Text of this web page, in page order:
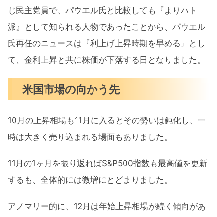
じ民主党員で、パウエル氏と比較しても『よりハト
派』として知られる人物であったことから、パウエル
氏再任のニュースは『利上げ上昇時期を早める』とし
て、金利上昇と共に株価が下落する日となりました。
米国市場の向かう先
10月の上昇相場も11月に入るとその勢いは鈍化し、一
時は大きく売り込まれる場面もありました。
11月の1ヶ月を振り返ればS&P500指数も最高値を更新
するも、全体的には微増にとどまりました。
アノマリー的に、12月は年始上昇相場が続く傾向があ